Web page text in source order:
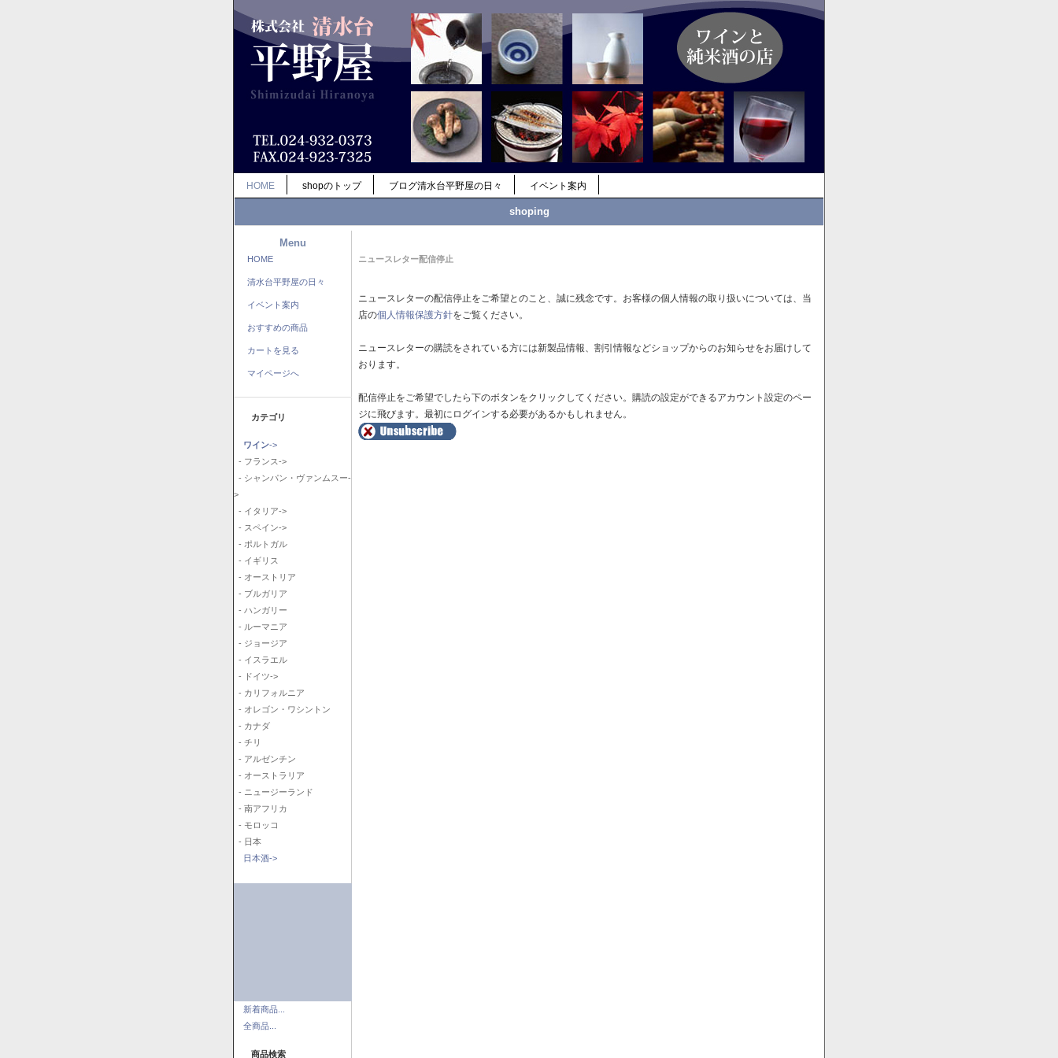
HOME shopのトップ ブログ清水台平野屋の日々 イベント案内
shoping
Menu
HOME
清水台平野屋の日々
イベント案内
おすすめの商品
カートを見る
マイページへ
カテゴリ
ワイン->
- フランス->
- シャンパン・ヴァンムスー-
>
- イタリア->
- スペイン->
- ポルトガル
- イギリス
- オーストリア
- ブルガリア
- ハンガリー
- ルーマニア
- ジョージア
- イスラエル
- ドイツ->
- カリフォルニア
- オレゴン・ワシントン
- カナダ
- チリ
- アルゼンチン
- オーストラリア
- ニュージーランド
- 南アフリカ
- モロッコ
- 日本
日本酒->
新着商品...
全商品...
商品検索
ニュースレター配信停止
ニュースレターの配信停止をご希望とのこと、誠に残念です。お客様の個人情報の取り扱いについては、当
店の個人情報保護方針をご覧ください。
ニュースレターの購読をされている方には新製品情報、割引情報などショップからのお知らせをお届けして
おります。
配信停止をご希望でしたら下のボタンをクリックしてください。購読の設定ができるアカウント設定のペー
ジに飛びます。最初にログインする必要があるかもしれません。